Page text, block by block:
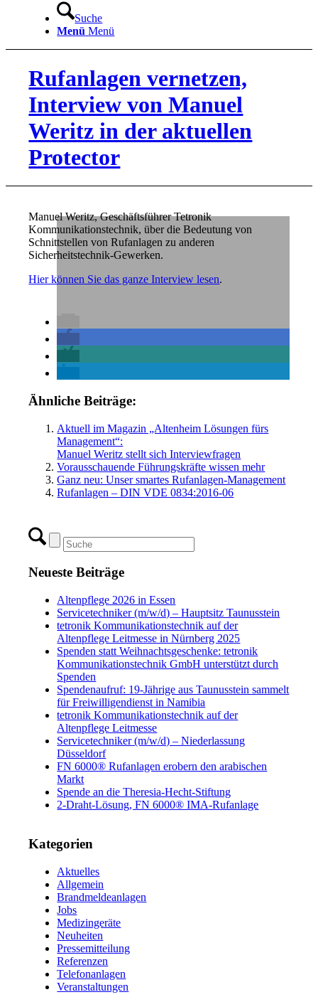
Suche
Menü Menü
Rufanlagen vernetzen,
Interview von Manuel
Weritz in der aktuellen
Protector
Manuel Weritz, Geschäftsführer Tetronik
Kommunikationstechnik, über die Bedeutung von
Schnittstellen von Rufanlagen zu anderen
Sicherheitstechnik-Gewerken.
Hier können Sie das ganze Interview lesen.
Ähnliche Beiträge:
Aktuell im Magazin „Altenheim Lösungen fürs
Management“:
Manuel Weritz stellt sich Interviewfragen
Vorausschauende Führungskräfte wissen mehr
Ganz neu: Unser smartes Rufanlagen-Management
Rufanlagen – DIN VDE 0834:2016-06
Neueste Beiträge
Altenpflege 2026 in Essen
Servicetechniker (m/w/d) – Hauptsitz Taunusstein
tetronik Kommunikationstechnik auf der
Altenpflege Leitmesse in Nürnberg 2025
Spenden statt Weihnachtsgeschenke: tetronik
Kommunikationstechnik GmbH unterstützt durch
Spenden
Spendenaufruf: 19-Jährige aus Taunusstein sammelt
für Freiwilligendienst in Namibia
tetronik Kommunikationstechnik auf der
Altenpflege Leitmesse
Servicetechniker (m/w/d) – Niederlassung
Düsseldorf
FN 6000® Rufanlagen erobern den arabischen
Markt
Spende an die Theresia-Hecht-Stiftung
2-Draht-Lösung, FN 6000® IMA-Rufanlage
Kategorien
Aktuelles
Allgemein
Brandmeldeanlagen
Jobs
Medizingeräte
Neuheiten
Pressemitteilung
Referenzen
Telefonanlagen
Veranstaltungen